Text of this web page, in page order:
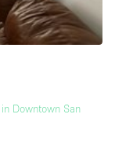
Downtown San